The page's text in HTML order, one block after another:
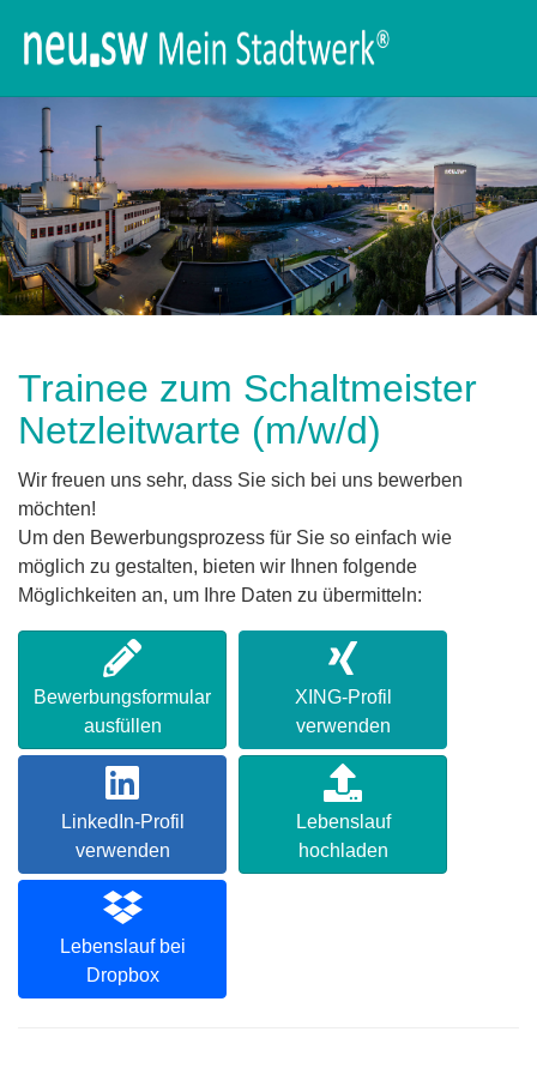
Trainee zum Schaltmeister
Netzleitwarte (m/w/d)
Wir freuen uns sehr, dass Sie sich bei uns bewerben
möchten!
Um den Bewerbungsprozess für Sie so einfach wie
möglich zu gestalten, bieten wir Ihnen folgende
Möglichkeiten an, um Ihre Daten zu übermitteln:
Bewerbungsformular
ausfüllen
XING-Profil
verwenden
LinkedIn-Profil
verwenden
Lebenslauf
hochladen
Lebenslauf bei
Dropbox